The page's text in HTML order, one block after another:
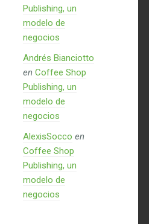
Publishing, un
modelo de
negocios
Andrés Bianciotto
en Coffee Shop
Publishing, un
modelo de
negocios
AlexisSocco en
Coffee Shop
Publishing, un
modelo de
negocios